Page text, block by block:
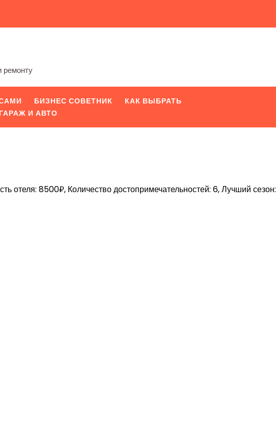
ремонту
БИЗНЕС СОВЕТНИК
КАК ВЫБРАТЬ
ГАРАЖ И АВТО
отеля: 8500₽, Количество достопримечательностей: 6, Лучший сезон: